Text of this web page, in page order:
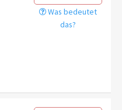
Was bedeutet
das?